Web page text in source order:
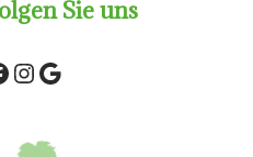
Sie uns